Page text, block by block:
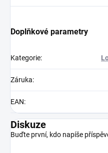
Doplňkové parametry
Kategorie:
Záruka:
EAN:
Diskuze
Buďte první, kdo napíše